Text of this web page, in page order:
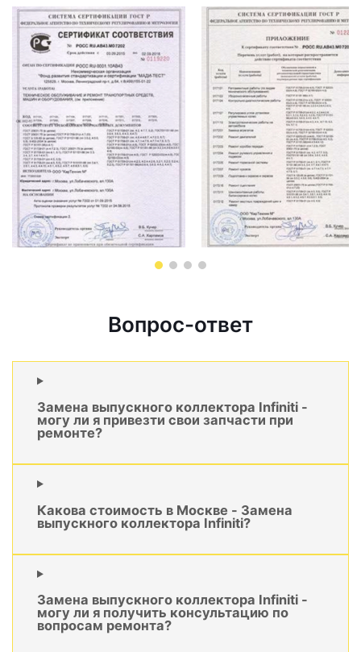
Вопрос-ответ
Замена выпускного коллектора Infiniti -
могу ли я привезти свои запчасти при
ремонте?
Какова стоимость в Москве - Замена
выпускного коллектора Infiniti?
Замена выпускного коллектора Infiniti -
могу ли я получить консультацию по
вопросам ремонта?